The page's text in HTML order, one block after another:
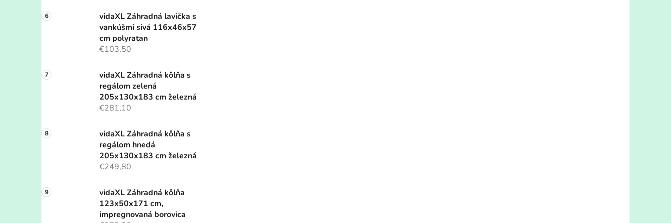
vidaXL Záhradná lavička s
vankúšmi sivá 116x46x57
cm polyratan
€103,50
vidaXL Záhradná kôlňa s
regálom zelená
205x130x183 cm železná
€281,10
vidaXL Záhradná kôlňa s
regálom hnedá
205x130x183 cm železná
€249,80
vidaXL Záhradná kôlňa
123x50x171 cm,
impregnovaná borovica